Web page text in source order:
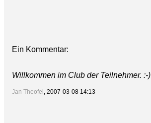
Ein Kommentar:
Willkommen im Club der Teilnehmer. :-)
Jan Theofel , 2007-03-08 14:13